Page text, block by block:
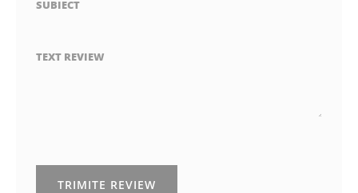
SUBIECT
TEXT REVIEW
TRIMITE REVIEW